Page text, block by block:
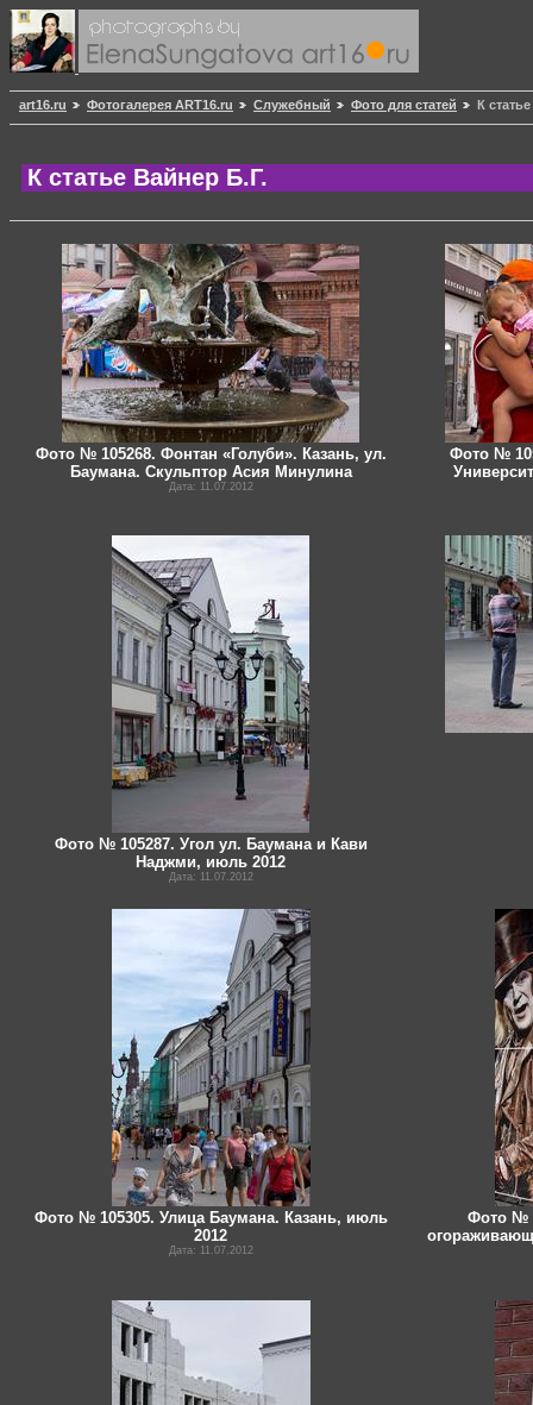
art16.ru Фотогалерея ART16.ru Служебный Фото для статей К
К статье Вайнер Б.Г.
Фото № 105268. Фонтан «Голуби». Казань, ул.
Баумана. Скульптор Асия Минулина
Дата: 11.07.2012
Фото №
Фото № 105287. Угол ул. Баумана и Кави
Наджми, июль 2012
Дата: 11.07.2012
Фото № 105305. Улица Баумана. Казань, июль
2012
Дата: 11.07.2012
Фото №